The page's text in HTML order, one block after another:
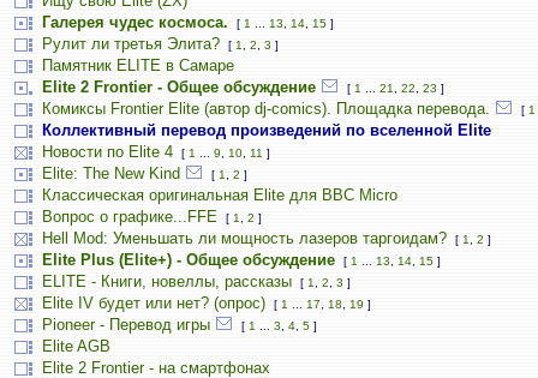
Галерея чудес космоса.
[ 1 13 14 15 ]
Рулит ли третья Элита? [ 1 2 3 ]
Памятник ELITE в Самаре
Elite 2 Frontier - Общее обсуждение
[ 1 21 22 23 ]
Комиксы Frontier Elite (автор dj-comics). Площадка перевода. [ 1
Коллективный перевод произведений по вселенной Elite
Новости по Elite 4
[ 1 9 10 11 ]
Elite: The New Kind [ 1 2 ]
Классическая оригинальная Elite для BBC Micro
Вопрос о графике...FFE
[ 1 2 ]
Hell Mod: Уменьшать ли мощность лазеров таргоидам? [ 1 2 ]
Elite Plus (Elite+) - Общее обсуждение [ 1 13 14 15 ]
ELITE - Книги, новеллы, рассказы [ 1 2 3 ]
Elite IV будет или нет? (опрос) [ 1 17 18 19 ]
Pioneer - Перевод игры [ 1 3 4 5 ]
Elite AGB
Elite 2 Frontier - на смартфонах